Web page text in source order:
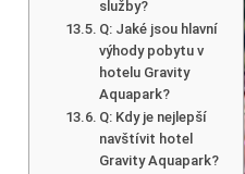
služby?
Q: Jaké jsou hlavní
výhody pobytu v
hotelu Gravity
Aquapark?
Q: Kdy je nejlepší
navštívit hotel
Gravity Aquapark?